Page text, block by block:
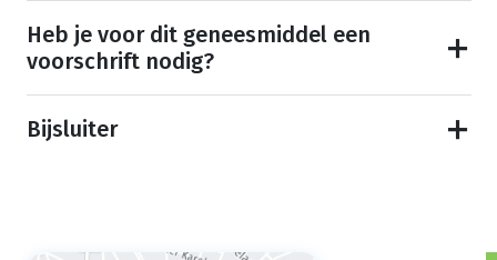
Heb je voor dit geneesmiddel een
voorschrift nodig?
Bijsluiter